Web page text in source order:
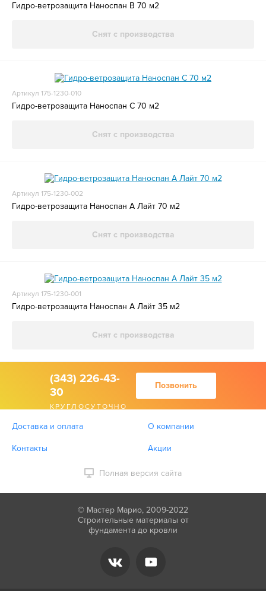
Гидро-ветрозащита Наноспан В 70 м2
Снят с производства
Артикул 175-1230-010
Гидро-ветрозащита Наноспан С 70 м2
Снят с производства
Артикул 175-1230-002
Гидро-ветрозащита Наноспан А Лайт 70 м2
Снят с производства
Артикул 175-1230-001
Гидро-ветрозащита Наноспан А Лайт 35 м2
Снят с производства
(343) 226-43-
30
КРУГЛОСУТОЧНО
Позвонить
Доставка и оплата О компании
Контакты Акции
Полная версия сайта
© Мастер Марио, 2009-2022
Строительные материалы от
фундамента до кровли